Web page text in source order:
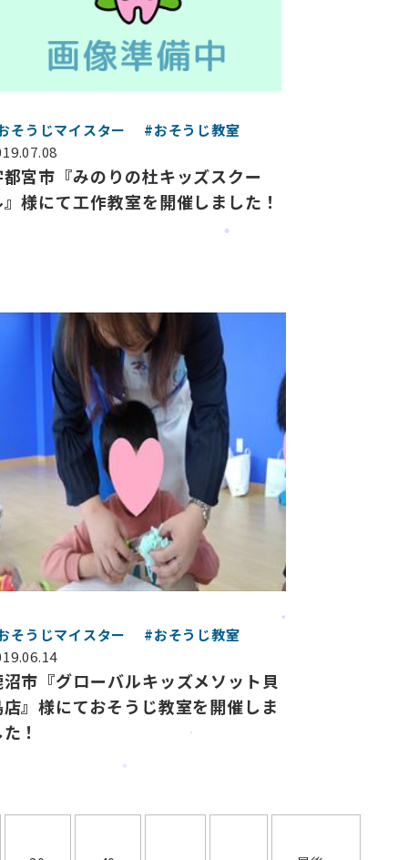
そうじマイスター
#おそうじ教室
宮市『みのりの杜キッズスクー
様にて工作教室を開催しました！
そうじマイスター
#おそうじ教室
市『グローバルキッズメソット貝
』様にておそうじ教室を開催しま
！